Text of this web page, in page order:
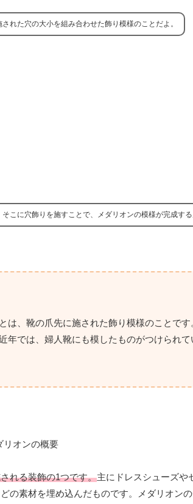
れた穴の大小を組み合わせた飾り模様のことだよ。
こに穴飾りを施すことで、メダリオンの模様が完成する
は、靴の爪先に施された飾り模様のことで
年では、婦人靴にも模したものがつけられ
れる装飾の1つです。主にドレスシューズや
の素材を埋め込んだものです。メダリオン